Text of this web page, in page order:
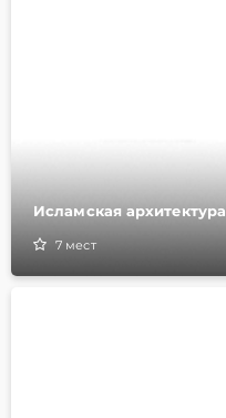
Исламская архитектура
7 мест